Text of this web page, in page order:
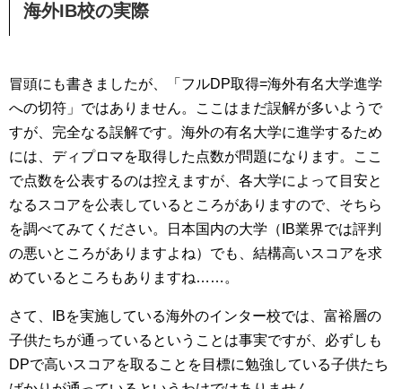
海外IB校の実際
冒頭にも書きましたが、「フルDP取得=海外有名大学進学
への切符」ではありません。ここはまだ誤解が多いようで
すが、完全なる誤解です。海外の有名大学に進学するため
には、ディプロマを取得した点数が問題になります。ここ
で点数を公表するのは控えますが、各大学によって目安と
なるスコアを公表しているところがありますので、そちら
を調べてみてください。日本国内の大学（IB業界では評判
の悪いところがありますよね）でも、結構高いスコアを求
めているところもありますね……。
さて、IBを実施している海外のインター校では、富裕層の
子供たちが通っているということは事実ですが、必ずしも
DPで高いスコアを取ることを目標に勉強している子供たち